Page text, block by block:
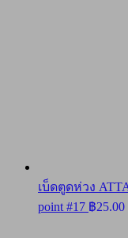
เบ็ดตูดห่วง
point #17 ฿25.00